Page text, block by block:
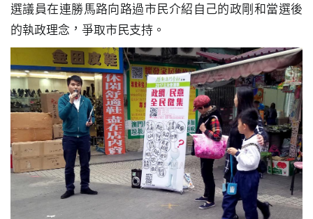
門
索
選議員在連勝馬路向路過市民介紹自己的政剛和當選後
的執政理念，爭取市民支持。